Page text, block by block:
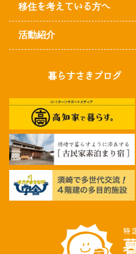
移住を考えている方へ
活動紹介
暮らすさきブログ